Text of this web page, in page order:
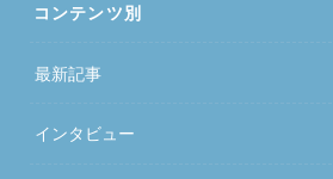
コンテンツ別
最新記事
インタビュー